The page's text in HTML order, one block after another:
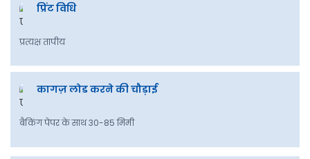
प्रिंट विधि
प्रत्यक्ष तापीय
कागज़ लोड करने की चौड़ाई
बैकिंग पेपर के साथ 30-85 मिमी